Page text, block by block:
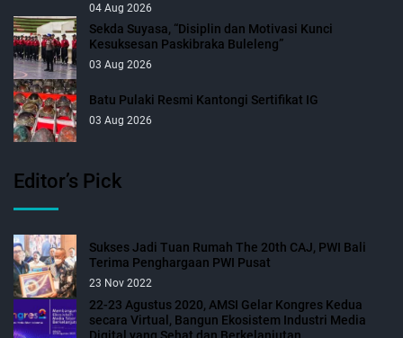
04 Aug 2026
Sekda Suyasa, “Disiplin dan Motivasi Kunci
Kesuksesan Paskibraka Buleleng”
03 Aug 2026
Batu Pulaki Resmi Kantongi Sertifikat IG
03 Aug 2026
Editor’s Pick
Sukses Jadi Tuan Rumah The 20th CAJ, PWI Bali
Terima Penghargaan PWI Pusat
23 Nov 2022
22-23 Agustus 2020, AMSI Gelar Kongres Kedua
secara Virtual, Bangun Ekosistem Industri Media